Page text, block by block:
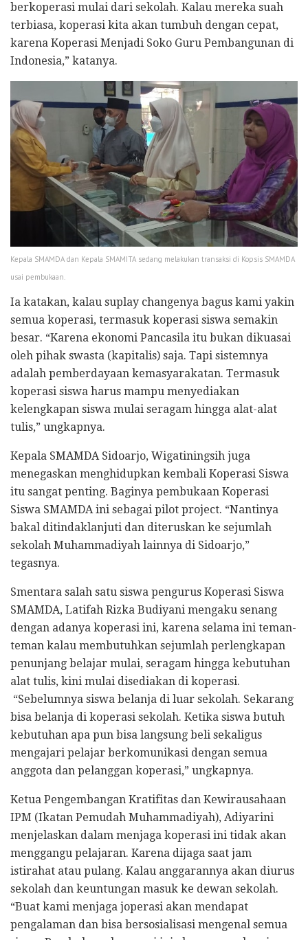
berkoperasi mulai dari sekolah. Kalau mereka suah
terbiasa, koperasi kita akan tumbuh dengan cepat,
karena Koperasi Menjadi Soko Guru Pembangunan di
Indonesia,” katanya.
Kepala SMAMDA dan Kepala SMAMITA sedang melakukan transaksi di Kopsis SMAMDA
usai pembukaan.
Ia katakan, kalau suplay changenya bagus kami yakin
semua koperasi, termasuk koperasi siswa semakin
besar. “Karena ekonomi Pancasila itu bukan dikuasai
oleh pihak swasta (kapitalis) saja. Tapi sistemnya
adalah pemberdayaan kemasyarakatan. Termasuk
koperasi siswa harus mampu menyediakan
kelengkapan siswa mulai seragam hingga alat-alat
tulis,” ungkapnya.
Kepala SMAMDA Sidoarjo, Wigatiningsih juga
menegaskan menghidupkan kembali Koperasi Siswa
itu sangat penting. Baginya pembukaan Koperasi
Siswa SMAMDA ini sebagai pilot project. “Nantinya
bakal ditindaklanjuti dan diteruskan ke sejumlah
sekolah Muhammadiyah lainnya di Sidoarjo,”
tegasnya.
Smentara salah satu siswa pengurus Koperasi Siswa
SMAMDA, Latifah Rizka Budiyani mengaku senang
dengan adanya koperasi ini, karena selama ini teman-
teman kalau membutuhkan sejumlah perlengkapan
penunjang belajar mulai, seragam hingga kebutuhan
alat tulis, kini mulai disediakan di koperasi.
“Sebelumnya siswa belanja di luar sekolah. Sekarang
bisa belanja di koperasi sekolah. Ketika siswa butuh
kebutuhan apa pun bisa langsung beli sekaligus
mengajari pelajar berkomunikasi dengan semua
anggota dan pelanggan koperasi,” ungkapnya.
Ketua Pengembangan Kratifitas dan Kewirausahaan
IPM (Ikatan Pemudah Muhammadiyah), Adiyarini
menjelaskan dalam menjaga koperasi ini tidak akan
menggangu pelajaran. Karena dijaga saat jam
istirahat atau pulang. Kalau anggarannya akan diurus
sekolah dan keuntungan masuk ke dewan sekolah.
“Buat kami menjaga joperasi akan mendapat
pengalaman dan bisa bersosialisasi mengenal semua